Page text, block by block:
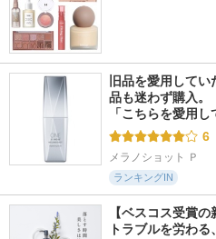
旧品を愛用して
品も迷わず購入。
「こちらを愛用
6
メラノショット Ｐ
ランキングIN
【ベスコス受賞
トラブルを労わ